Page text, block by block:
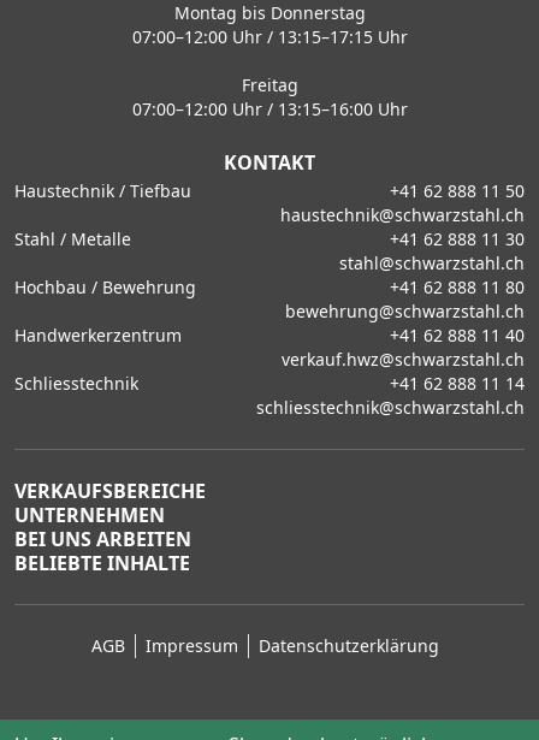
Montag bis Donnerstag
07:00–12:00 Uhr / 13:15–17:15 Uhr
Freitag
07:00–12:00 Uhr / 13:15–16:00 Uhr
KONTAKT
Haustechnik / Tiefbau
+41 62 888 11 50
haustechnik@schwarzstahl.ch
Stahl / Metalle
+41 62 888 11 30
stahl@schwarzstahl.ch
Hochbau / Bewehrung
+41 62 888 11 80
bewehrung@schwarzstahl.ch
Handwerkerzentrum
+41 62 888 11 40
verkauf.hwz@schwarzstahl.ch
Schliesstechnik
+41 62 888 11 14
schliesstechnik@schwarzstahl.ch
VERKAUFSBEREICHE
UNTERNEHMEN
BEI UNS ARBEITEN
BELIEBTE INHALTE
AGB Impressum Datenschutzerklärung